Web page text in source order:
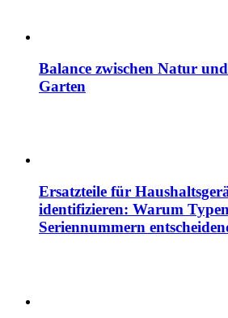
Balance zwischen Natur
Garten
Ersatzteile für
identifizieren: Warum
Seriennummern